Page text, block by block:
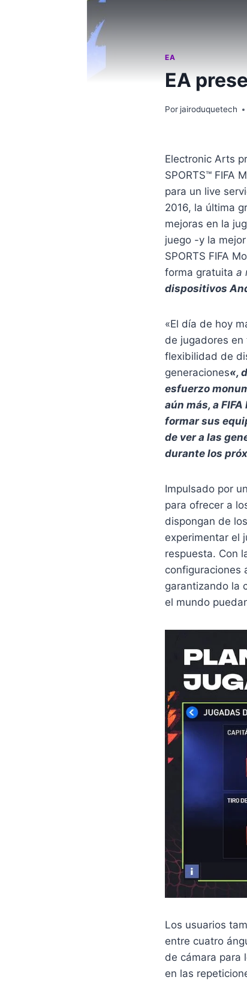
EA
EA
Por jairoduquetech
Electronic Arts
SPORTS™ FIFA
para un live
2016, la última
mejoras en la
juego -y la
SPORTS FIFA
forma gratuita a
dispositivos
«El día de hoy
de jugadores
flexibilidad de
generaciones«,
esfuerzo
aún más, a
formar sus
de ver a las
durante los
Impulsado por
para ofrecer a
dispongan de
experimentar el
respuesta. Con
configuraciones
garantizando la
el mundo
Los usuarios
entre cuatro
de cámara para
en las